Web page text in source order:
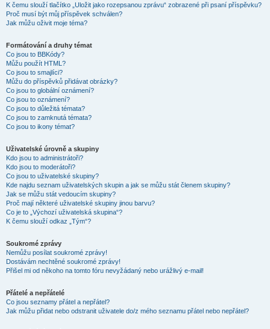
K čemu slouží tlačítko „Uložit jako rozepsanou zprávu“ zobrazené při psaní příspěvku?
Proč musí být můj příspěvek schválen?
Jak můžu oživit moje téma?
Formátování a druhy témat
Co jsou to BBKódy?
Můžu použít HTML?
Co jsou to smajlíci?
Můžu do příspěvků přidávat obrázky?
Co jsou to globální oznámení?
Co jsou to oznámení?
Co jsou to důležitá témata?
Co jsou to zamknutá témata?
Co jsou to ikony témat?
Uživatelské úrovně a skupiny
Kdo jsou to administrátoři?
Kdo jsou to moderátoři?
Co jsou to uživatelské skupiny?
Kde najdu seznam uživatelských skupin a jak se můžu stát členem skupiny?
Jak se můžu stát vedoucím skupiny?
Proč mají některé uživatelské skupiny jinou barvu?
Co je to „Výchozí uživatelská skupina“?
K čemu slouží odkaz „Tým“?
Soukromé zprávy
Nemůžu posílat soukromé zprávy!
Dostávám nechtěné soukromé zprávy!
Přišel mi od někoho na tomto fóru nevyžádaný nebo urážlivý e-mail!
Přátelé a nepřátelé
Co jsou seznamy přátel a nepřátel?
Jak můžu přidat nebo odstranit uživatele do/z mého seznamu přátel nebo nepřátel?